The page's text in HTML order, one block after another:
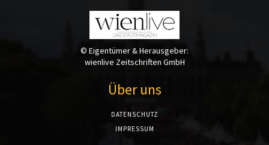
© Eigentümer & Herausgeber:
wienlive Zeitschriften GmbH
Über uns
DATENSCHUTZ
IMPRESSUM